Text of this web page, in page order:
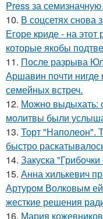
Press за
10. В соцсетях снова
Егоре криде - на этот
которые якобы
11. После разрыва
Аршавин почти нигде
семейных встреч.
12. Можно выдыхать:
молитвы были
13. Торт "Наполеон".
быстро
14. Закуска
15. Анна хилькевич
Артуром Волковым
жесткие решения
16. Мария